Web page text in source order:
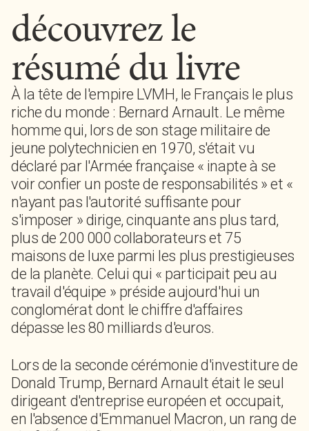
découvrez le
résumé du livre
À la tête de l'empire LVMH, le Français le plus
riche du monde : Bernard Arnault. Le même
homme qui, lors de son stage militaire de
jeune polytechnicien en 1970, s'était vu
déclaré par l'Armée française « inapte à se
voir confier un poste de responsabilités » et «
n'ayant pas l'autorité suffisante pour
s'imposer » dirige, cinquante ans plus tard,
plus de 200 000 collaborateurs et 75
maisons de luxe parmi les plus prestigieuses
de la planète. Celui qui « participait peu au
travail d'équipe » préside aujourd'hui un
conglomérat dont le chiffre d'affaires
dépasse les 80 milliards d'euros.
Lors de la seconde cérémonie d'investiture de
Donald Trump, Bernard Arnault était le seul
dirigeant d'entreprise européen et occupait,
en l'absence d'Emmanuel Macron, un rang de